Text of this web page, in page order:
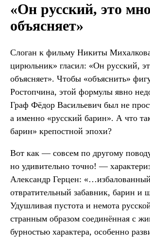
«Он русский, это
объясняет»
Слоган к фильму Никиты
цирюльник» гласил: «Он русский,
объясняет». Чтобы «объяснить»
Ростопчина, этой формулы явно
Граф Фёдор Васильевич был не
а именно «русский барин». А что
барин» крепостной эпохи?
Вот как — совсем по другому
но удивительно точно! —
Александр Герцен:
отвратительный забавник, барин и
Удушливая пустота и немота
странным образом соединённая с
бурностью характера, особенно